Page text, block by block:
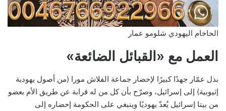
الحاخام اليهودي شلومو عمار
العمل مع «القبائل الضائعة»
بذل عمّار جهدًا كبيرًا لإحضار جماعة الفلاش مورا (من أصول يهودية
إثيوبية) إلى إسرائيل، وصرّح بأن كل من له قرابة عن طريق الأم بعضو
من بيتا إسرائيل يُعدّ يهوديًا وينبغي على الحكومة إحضاره إلى